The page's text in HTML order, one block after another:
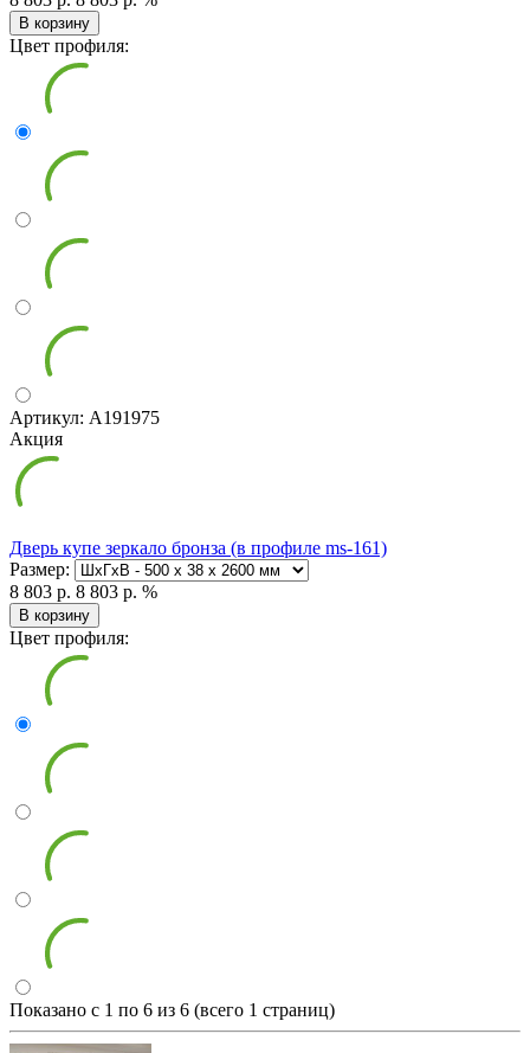
В корзину
Цвет профиля:
Артикул: А191975
Акция
Дверь купе зеркало бронза (в профиле ms-161)
Размер:
8 803 р. 8 803 р. %
В корзину
Цвет профиля:
Показано с 1 по 6 из 6 (всего 1 страниц)